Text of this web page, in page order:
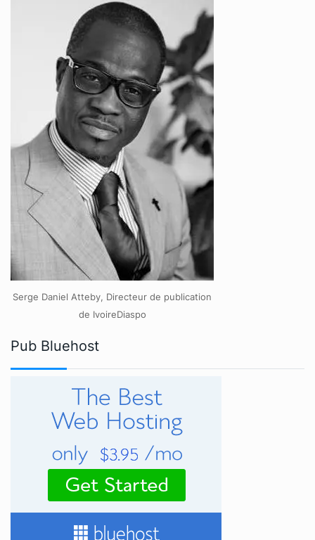
Serge Daniel Atteby, Directeur de publication
de IvoireDiaspo
Pub Bluehost